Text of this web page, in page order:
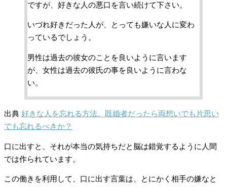
ですが、好きな人の悪口を言い続けて下さい。
いづれ好きだった人が、とっても嫌いな人に変わ
っているでしょう。
男性は過去の彼女のことを良いように言います
が、女性は過去の彼氏の事を良いように言わな
い。
出典 好きな人を忘れる方法。既婚者だったら両想いでも片思い
でも忘れるべきか？
口に出すと、それが本当の気持ちだと脳は錯覚するように人間
では作られています。
この働きを利用して、口に出す言葉は、とにかく相手の嫌なと